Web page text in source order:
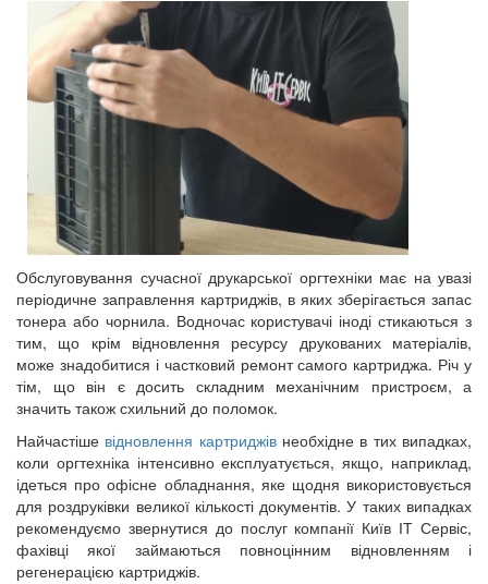
Обслуговування сучасної друкарської оргтехніки має на увазі
періодичне заправлення картриджів, в яких зберігається запас
тонера або чорнила. Водночас користувачі іноді стикаються з
тим, що крім відновлення ресурсу друкованих матеріалів,
може знадобитися і частковий ремонт самого картриджа. Річ у
тім, що він є досить складним механічним пристроєм, а
значить також схильний до поломок.
Найчастіше відновлення картриджівнеобхідне в тих випадках,
коли оргтехніка інтенсивно експлуатується, якщо, наприклад,
ідеться про офісне обладнання, яке щодня використовується
для роздруківки великої кількості документів. У таких випадках
рекомендуємо звернутися до послуг компанії Київ ІТ Сервіс,
фахівці якої займаються повноцінним відновленням і
регенерацією картриджів.